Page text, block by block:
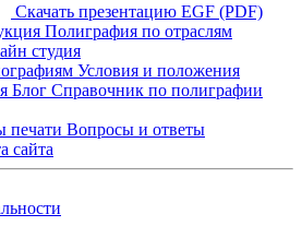
Скачать презентацию EGF (PDF)
Полиграфия по отраслям
студия
Условия и положения
Блог Справочник по полиграфии
печати Вопросы и ответы
сайта